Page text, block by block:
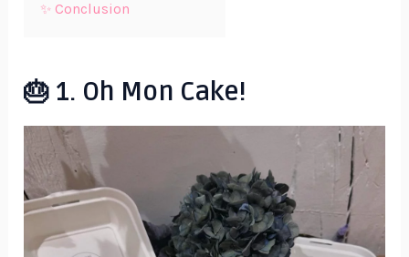
✨ Conclusion
🎂 1. Oh Mon Cake!